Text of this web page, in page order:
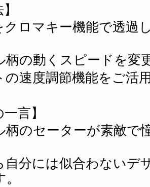
クロマキー機能で透過
柄の動くスピードを変
の速度調節機能をご活
言】
柄のセーターが素敵で
自分には似合わないデ